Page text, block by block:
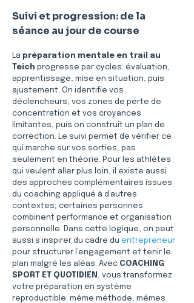
Suivi et progression: de la
séance au jour de course
La préparation mentale en trail au
Teich progresse par cycles: évaluation,
apprentissage, mise en situation, puis
ajustement. On identifie vos
déclencheurs, vos zones de perte de
concentration et vos croyances
limitantes, puis on construit un plan de
correction. Le suivi permet de vérifier ce
qui marche sur vos sorties, pas
seulement en théorie. Pour les athlètes
qui veulent aller plus loin, il existe aussi
des approches complémentaires issues
du coaching appliqué à d’autres
contextes; certaines personnes
combinent performance et organisation
personnelle. Dans cette logique, on peut
aussi s’inspirer du cadre du entrepreneur
pour structurer l’engagement et tenir le
plan malgré les aléas. Avec COACHING
SPORT ET QUOTIDIEN , vous transformez
votre préparation en système
reproductible: même méthode, mêmes